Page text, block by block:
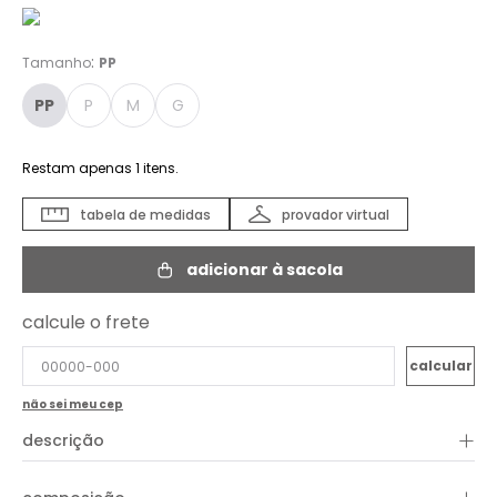
Tamanho: PP
PP P M G
Restam apenas 1 itens.
provador virtual
tabela de medidas
adicionar à sacola
calcule o frete
não sei meu cep
descrição +